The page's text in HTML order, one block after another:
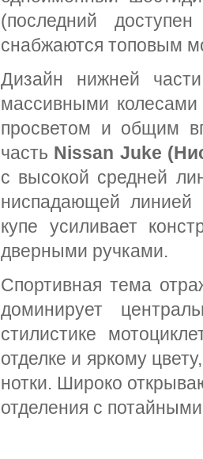
(последний
снабжаются топовым
Дизайн нижней
массивными
просветом и общим
часть Nissan Juke
с высокой средней
ниспадающей линией
купе усиливает
дверными ручками.
Спортивная тема
доминирует
стилистике
отделке и яркому
нотки. Широко
отделения с